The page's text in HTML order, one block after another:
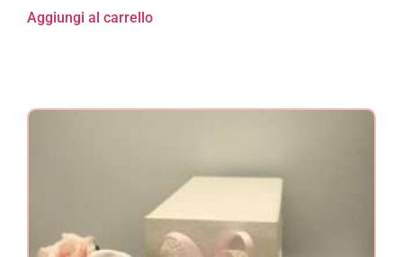
Aggiungi al carrello